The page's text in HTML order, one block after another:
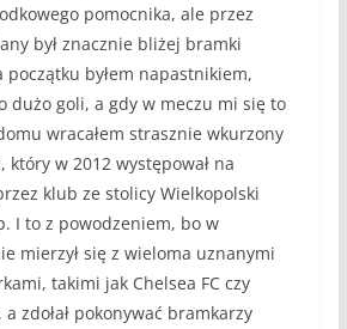
pomocnika, ale przez
był znacznie bliżej bramki
początku byłem napastnikiem,
dużo goli, a gdy w meczu mi się to
wracałem strasznie wkurzony
który w 2012 występował na
klub ze stolicy Wielkopolski
I to z powodzeniem, bo w
mierzył się z wieloma uznanymi
takimi jak Chelsea FC czy
zdołał pokonywać bramkarzy